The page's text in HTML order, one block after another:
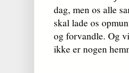
dag, men os alle
skal lade os
og forvandle. Og
ikke er nogen